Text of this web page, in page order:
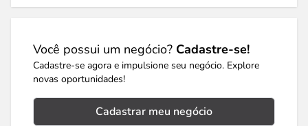
Você possui um negócio? Cadastre-se!
Cadastre-se agora e impulsione seu negócio. Explore
novas oportunidades!
Cadastrar meu negócio